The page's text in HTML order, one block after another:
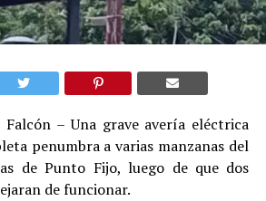
– Una grave avería eléctrica
penumbra a varias manzanas del
de Punto Fijo, luego de que dos
de funcionar.